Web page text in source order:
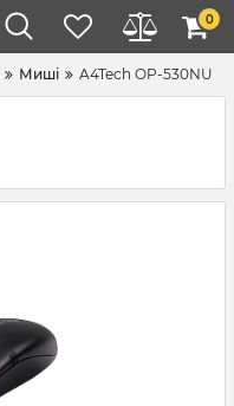
0
Миші A4Tech OP-530NU